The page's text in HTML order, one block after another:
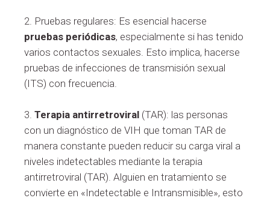
2. Pruebas regulares: Es esencial hacerse
pruebas periódicas, especialmente si has tenido
varios contactos sexuales. Esto implica, hacerse
pruebas de infecciones de transmisión sexual
(ITS) con frecuencia.
3. Terapia antirretroviral (TAR): las personas
con un diagnóstico de VIH que toman TAR de
manera constante pueden reducir su carga viral a
niveles indetectables mediante la terapia
antirretroviral (TAR). Alguien en tratamiento se
convierte en «Indetectable e Intransmisible», esto